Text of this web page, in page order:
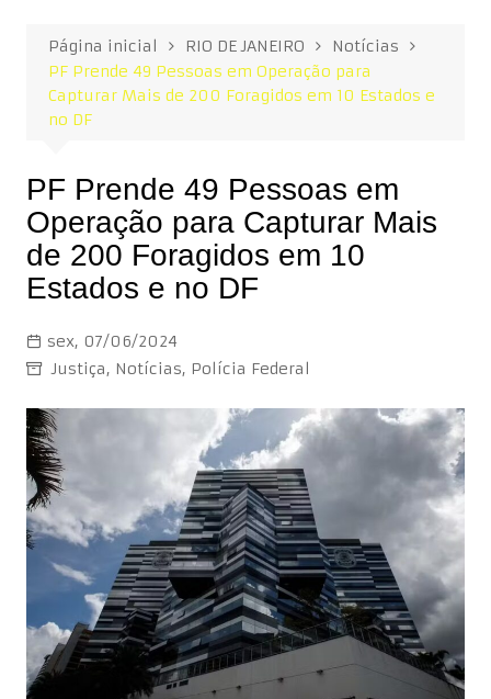
Página inicial RIO DE JANEIRO
Notícias
PF Prende 49 Pessoas em Operação para
Capturar Mais de 200 Foragidos em 10 Estados e
no DF
PF Prende 49 Pessoas em
Operação para Capturar Mais
de 200 Foragidos em 10
Estados e no DF
sex, 07/06/2024
Justiça, Notícias, Polícia Federal